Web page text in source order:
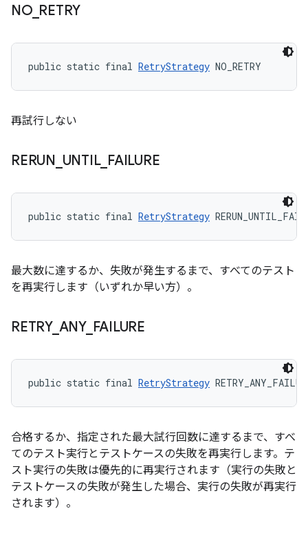
NO_ RETRY
public static final RetryStrategy NO_RETRY
再試行しない
RERUN UNTIL_ FAILURE
public static final RetryStrategy
最大数に達するか、失敗が発生するまで、すべてのテスト
を再実行します（いずれか早い方）。
RETRY_ ANY_ FAILURE
public static final RetryStrategy
合格するか、指定された最大試行回数に達するまで、すべ
てのテスト実行とテストケースの失敗を再実行します。テ
スト実行の失敗は優先的に再実行されます（実行の失敗と
テストケースの失敗が発生した場合、実行の失敗が再実行
されます）。